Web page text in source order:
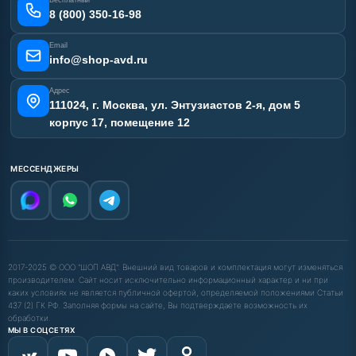
Наши работы
Карта сайта
8 (800) 350-16-98
Email
info@shop-avd.ru
Адрес
111024, г. Москва, ул. Энтузиастов 2-я, дом 5
корпус 17, помещение 12
МЕССЕНДЖЕРЫ
2017-2025 © ООО "ШОП АВД". Внешний вид товаров и комплектация могут изменяться
производителем. Сайт носит исключительно информационный характер и ни при
каких условиях не является публичной офертой, определяемой положениями Статьи
437 (2) ГК РФ. Заполняя формы на сайте, Вы подтверждаете возможность их
обработки.
МЫ В СОЦСЕТЯХ